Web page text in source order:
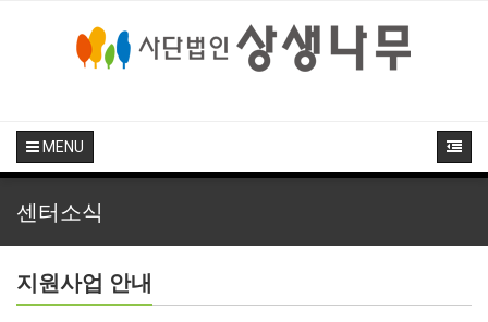
MENU
센터소식
지원사업 안내